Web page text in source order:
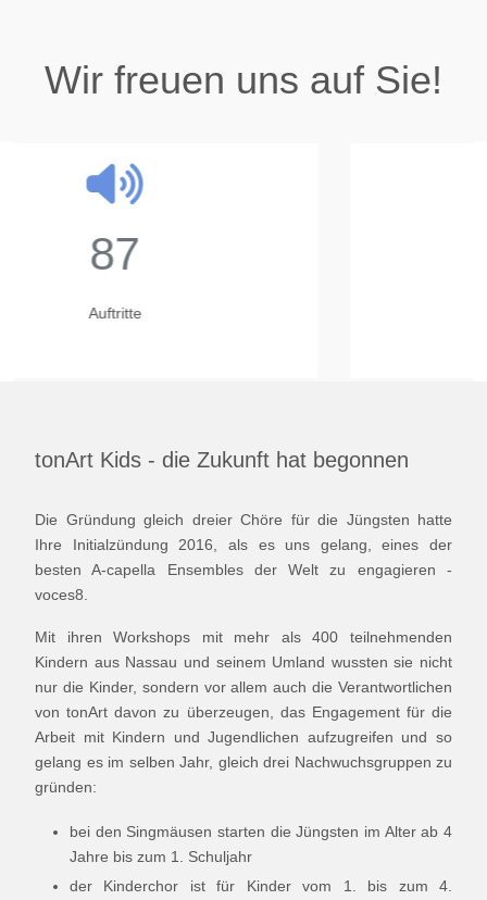
Wir freuen uns auf Sie!
tonArt Kids - die Zukunft hat begonnen
Die Gründung gleich dreier Chöre für die Jüngsten hatte
Ihre Initialzündung 2016, als es uns gelang, eines der
besten A-capella Ensembles der Welt zu engagieren -
voces8.
Mit ihren Workshops mit mehr als 400 teilnehmenden
Kindern aus Nassau und seinem Umland wussten sie nicht
nur die Kinder, sondern vor allem auch die Verantwortlichen
von tonArt davon zu überzeugen, das Engagement für die
Arbeit mit Kindern und Jugendlichen aufzugreifen und so
gelang es im selben Jahr, gleich drei Nachwuchsgruppen zu
gründen:
bei den Singmäusen starten die Jüngsten im Alter ab 4
Jahre bis zum 1. Schuljahr
der Kinderchor ist für Kinder vom 1. bis zum 4.